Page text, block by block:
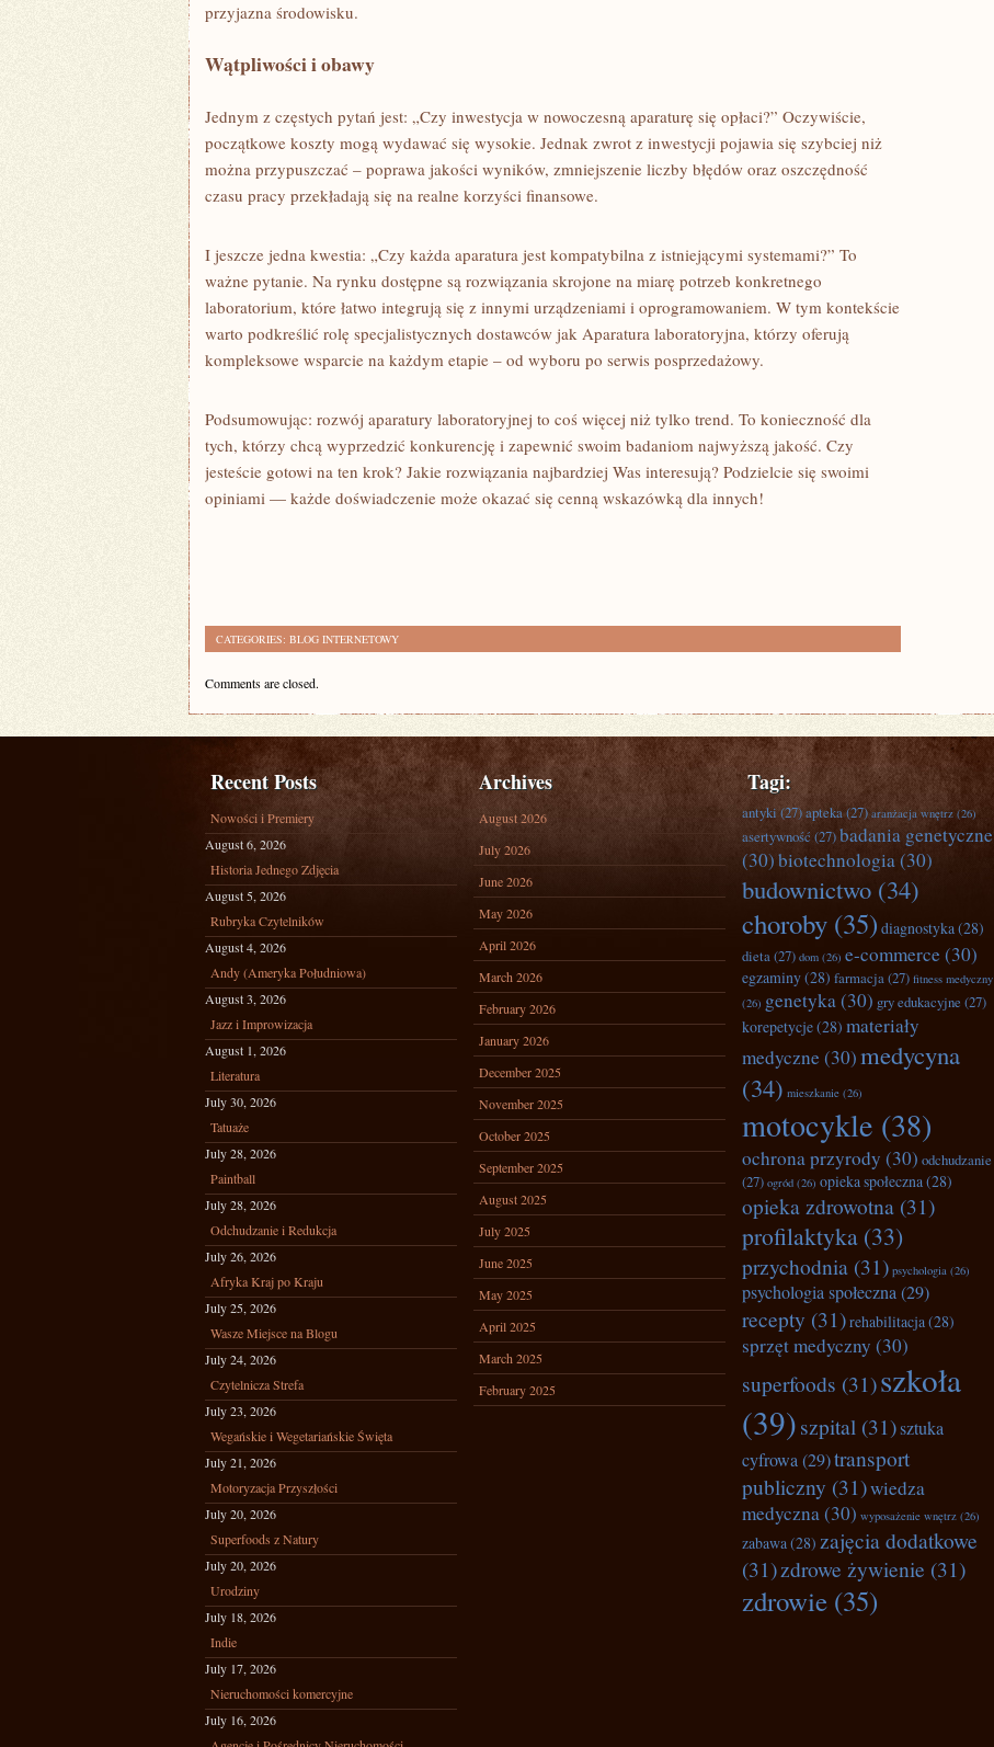
przyjazna środowisku.
Wątpliwości i obawy
Jednym z częstych pytań jest: „Czy inwestycja w nowoczesną aparaturę się opłaci?” Oczywiście,
początkowe koszty mogą wydawać się wysokie. Jednak zwrot z inwestycji pojawia się szybciej niż
można przypuszczać – poprawa jakości wyników, zmniejszenie liczby błędów oraz oszczędność
czasu pracy przekładają się na realne korzyści finansowe.
I jeszcze jedna kwestia: „Czy każda aparatura jest kompatybilna z istniejącymi systemami?” To
ważne pytanie. Na rynku dostępne są rozwiązania skrojone na miarę potrzeb konkretnego
laboratorium, które łatwo integrują się z innymi urządzeniami i oprogramowaniem. W tym kontekście
warto podkreślić rolę specjalistycznych dostawców jak Aparatura laboratoryjna, którzy oferują
kompleksowe wsparcie na każdym etapie – od wyboru po serwis posprzedażowy.
Podsumowując: rozwój aparatury laboratoryjnej to coś więcej niż tylko trend. To konieczność dla
tych, którzy chcą wyprzedzić konkurencję i zapewnić swoim badaniom najwyższą jakość. Czy
jesteście gotowi na ten krok? Jakie rozwiązania najbardziej Was interesują? Podzielcie się swoimi
opiniami — każde doświadczenie może okazać się cenną wskazówką dla innych!
CATEGORIES: BLOG INTERNETOWY
Comments are closed.
Recent Posts
Nowości i Premiery
August 6, 2026
Historia Jednego Zdjęcia
August 5, 2026
Rubryka Czytelników
August 4, 2026
Andy (Ameryka Południowa)
August 3, 2026
Jazz i Improwizacja
August 1, 2026
Literatura
July 30, 2026
Tatuaże
July 28, 2026
Paintball
July 28, 2026
Odchudzanie i Redukcja
July 26, 2026
Afryka Kraj po Kraju
July 25, 2026
Wasze Miejsce na Blogu
July 24, 2026
Czytelnicza Strefa
July 23, 2026
Wegańskie i Wegetariańskie Święta
July 21, 2026
Motoryzacja Przyszłości
July 20, 2026
Superfoods z Natury
July 20, 2026
Urodziny
July 18, 2026
Indie
July 17, 2026
Nieruchomości komercyjne
July 16, 2026
Archives
August 2026
July 2026
June 2026
May 2026
April 2026
March 2026
February 2026
January 2026
December 2025
November 2025
October 2025
September 2025
August 2025
July 2025
June 2025
May 2025
April 2025
March 2025
February 2025
Tagi:
antyki(27)apteka(27) aranżacja wnętrz (26)
asertywność (27)badania genetyczne
(30)biotechnologia(30)
budownictwo (34)
choroby (35) diagnostyka(28)
dieta(27) dom (26) e-commerce (30)
egzaminy(28) farmacja(27) fitness medyczny
(26) genetyka(30) gry edukacyjne (27)
korepetycje(28) materiały
medyczne (30)medycyna
(34) mieszkanie (26)
motocykle (38)
ochrona przyrody (30) odchudzanie
(27) ogród (26) opieka społeczna(28)
opieka zdrowotna (31)
profilaktyka (33)
przychodnia (31) psychologia (26)
psychologia społeczna(29)
recepty (31)rehabilitacja(28)
sprzęt medyczny (30)
superfoods (31)szkoła
(39)szpital (31)sztuka
cyfrowa(29)transport
publiczny (31)wiedza
medyczna(30) wyposażenie wnętrz (26)
zabawa(28) zajęcia dodatkowe
(31)zdrowe żywienie (31)
zdrowie (35)